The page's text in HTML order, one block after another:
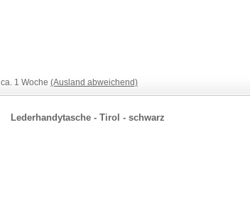
ca. 1 Woche (Ausland abweichend)
Lederhandytasche - Tirol - schwarz